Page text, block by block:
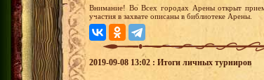
Внимание! Во Всех городах Арены открыт
участия в захвате описаны в библиотеке Арены.
2019-09-08 13:02 : Итоги личных турниров